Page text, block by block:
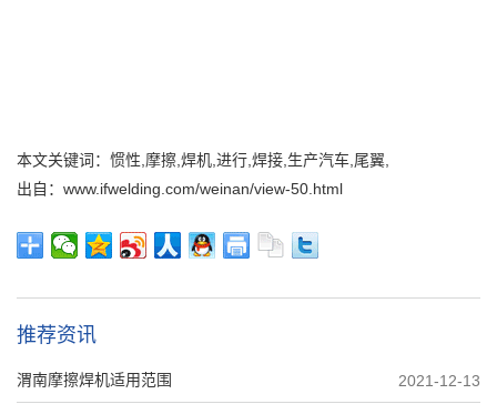
本文关键词：惯性,摩擦,焊机,进行,焊接,生产汽车,尾翼,
出自：www.ifwelding.com/weinan/view-50.html
推荐资讯
渭南摩擦焊机适用范围 2021-12-13